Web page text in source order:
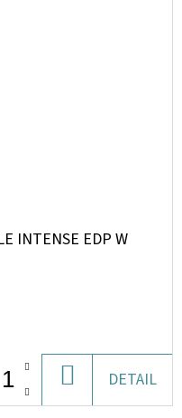
INTENSE EDP W
KOŠÍKU
DETAIL